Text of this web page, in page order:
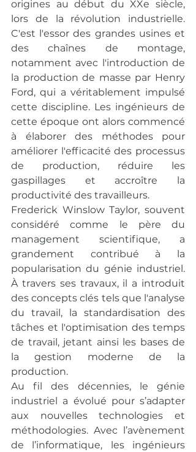
origines au début du XXe siècle,
lors de la révolution industrielle.
C'est l'essor des grandes usines et
des chaînes de montage,
notamment avec l'introduction de
la production de masse par Henry
Ford, qui a véritablement impulsé
cette discipline. Les ingénieurs de
cette époque ont alors commencé
à élaborer des méthodes pour
améliorer l'efficacité des processus
de production, réduire les
gaspillages et accroître la
productivité des travailleurs.
Frederick Winslow Taylor, souvent
considéré comme le père du
management scientifique, a
grandement contribué à la
popularisation du génie industriel.
À travers ses travaux, il a introduit
des concepts clés tels que l'analyse
du travail, la standardisation des
tâches et l'optimisation des temps
de travail, jetant ainsi les bases de
la gestion moderne de la
production.
Au fil des décennies, le génie
industriel a évolué pour s’adapter
aux nouvelles technologies et
méthodologies. Avec l’avènement
de l’informatique, les ingénieurs